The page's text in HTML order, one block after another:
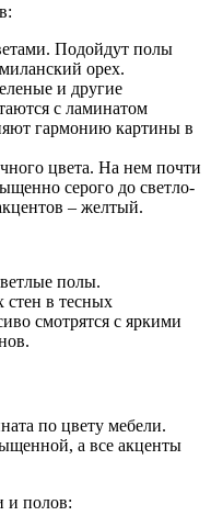
Подойдут полы
орех.
и другие
с ламинатом
гармонию картины в
цвета. На нем почти
серого до светло-
– желтый.
полы.
стен в тесных
смотрятся с яркими
по цвету мебели.
а все акценты
и полов: